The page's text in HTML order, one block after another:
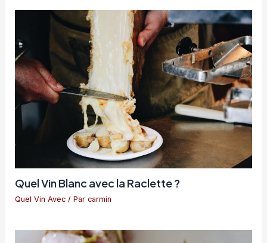
Quel Vin Blanc avec la Raclette ?
Quel Vin Avec / Parcarmin